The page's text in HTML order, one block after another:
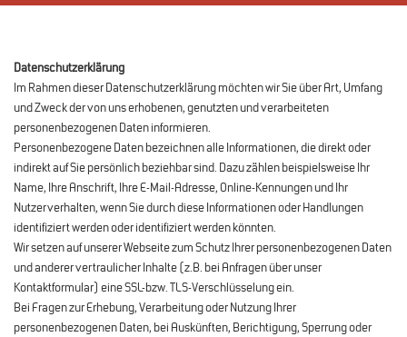
Datenschutzerklärung
Im Rahmen dieser Datenschutzerklärung möchten wir Sie über Art, Umfang
und Zweck der von uns erhobenen, genutzten und verarbeiteten
personenbezogenen Daten informieren.
Personenbezogene Daten bezeichnen alle Informationen, die direkt oder
indirekt auf Sie persönlich beziehbar sind. Dazu zählen beispielsweise Ihr
Name, Ihre Anschrift, Ihre E-Mail-Adresse, Online-Kennungen und Ihr
Nutzerverhalten, wenn Sie durch diese Informationen oder Handlungen
identifiziert werden oder identifiziert werden könnten.
Wir setzen auf unserer Webseite zum Schutz Ihrer personenbezogenen Daten
und anderer vertraulicher Inhalte (z.B. bei Anfragen über unser
Kontaktformular) eine SSL-bzw. TLS-Verschlüsselung ein.
Bei Fragen zur Erhebung, Verarbeitung oder Nutzung Ihrer
personenbezogenen Daten, bei Auskünften, Berichtigung, Sperrung oder